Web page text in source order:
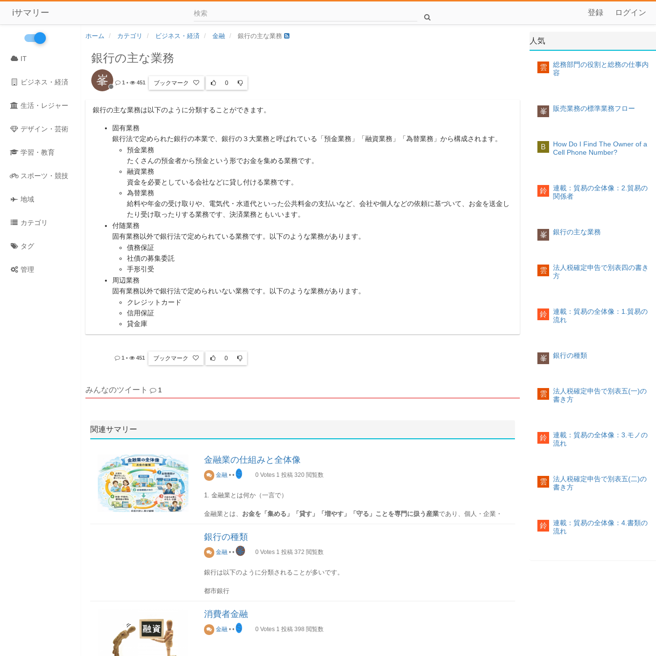
iサマリー 登録 ログイン
IT
ビジネス・経済
生活・レジャー
デザイン・芸術
学習・教育
スポーツ・競技
地域
カテゴリ
タグ
管理
ホーム カテゴリ ビジネス・経済 金融 銀行の主な業務
銀行の主な業務
峯 1 • 451 ブックマーク 0
銀行の主な業務は以下のように分類することができます。
固有業務
銀行法で定められた銀行の本業で、銀行の３大業務と呼ばれている「預金業務」「融資業務」「為替業務」から構成されます。
預金業務
たくさんの預金者から預金という形でお金を集める業務です。
融資業務
資金を必要としている会社などに貸し付ける業務です。
為替業務
給料や年金の受け取りや、電気代・水道代といった公共料金の支払いなど、会社や個人などの依頼に基づいて、お金を送金し
たり受け取ったりする業務です、決済業務ともいいます。
付随業務
固有業務以外で銀行法で定められている業務です。以下のような業務があります。
債務保証
社債の募集委託
手形引受
周辺業務
固有業務以外で銀行法で定められいない業務です。以下のような業務があります。
クレジットカード
信用保証
貸金庫
1 • 451 ブックマーク 0
みんなのツイート 1
関連サマリー
金融業の仕組みと全体像
金融 ••S 0 Votes 1 投稿 320 閲覧数
1. 金融業とは何か（一言で）
金融業とは、 お金を「集める」「貸す」「増やす」「守る」ことを専門に扱う産業であり、個人・企業・
2. 金融業の全体像（お金の流れ）
金融の基本構造は、次の循環です。
お金を預けたい人・余っている人
お金を必要とする人・企業
銀行の種類
金融 ••峯 0 Votes 1 投稿 372 閲覧数
銀行は以下のように分類されることが多いです。
都市銀行
を持つことは強みです。地方銀行
地方都市に密着する銀行です。地域密着型のサービスを提供することは強みです。信託銀行
通常の銀行業務に加えて「信託業務」を行うことが許されている銀行です。相続や不動産仲介などに強み
を持っています。外国銀行
消費者金融
金融 ••S 0 Votes 1 投稿 398 閲覧数
人気
雲
総務部門の役割と総務の仕事内
容
峯 販売業務の標準業務フロー
B
How Do I Find The Owner of a
Cell Phone Number?
鈴
連載：貿易の全体像：2.貿易の
関係者
峯 銀行の主な業務
雲
法人税確定申告で別表四の書き
方
鈴
連載：貿易の全体像：1.貿易の
流れ
峯 銀行の種類
雲
法人税確定申告で別表五(一)の
書き方
鈴
連載：貿易の全体像：3.モノの
流れ
雲
法人税確定申告で別表五(二)の
書き方
鈴
連載：貿易の全体像：4.書類の
流れ